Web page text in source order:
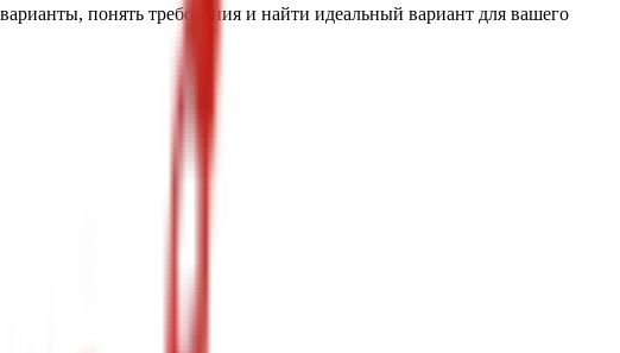
понять требования и найти идеальный вариант для вашего